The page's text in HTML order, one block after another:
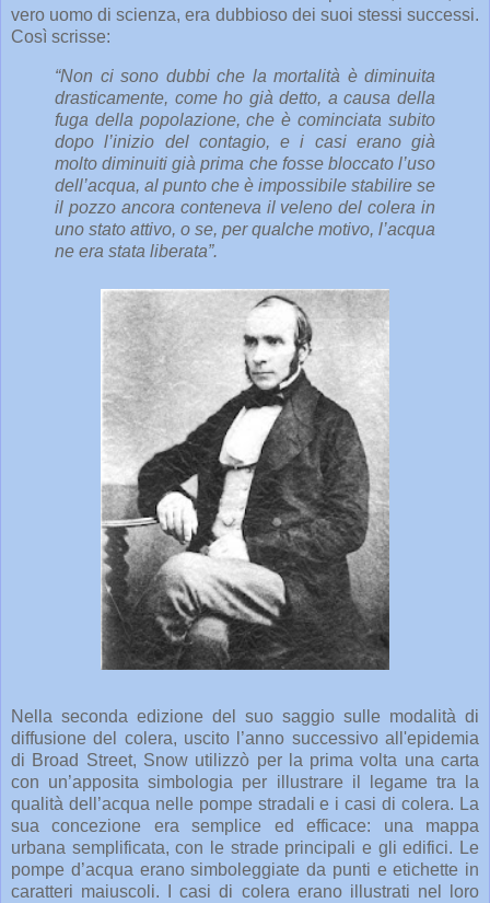
vero uomo di scienza, era dubbioso dei suoi stessi successi.
Così scrisse:
“Non ci sono dubbi che la mortalità è diminuita
drasticamente, come ho già detto, a causa della
fuga della popolazione, che è cominciata subito
dopo l’inizio del contagio, e i casi erano già
molto diminuiti già prima che fosse bloccato l’uso
dell’acqua, al punto che è impossibile stabilire se
il pozzo ancora conteneva il veleno del colera in
uno stato attivo, o se, per qualche motivo, l’acqua
ne era stata liberata”.
Nella seconda edizione del suo saggio sulle modalità di
diffusione del colera, uscito l’anno successivo all'epidemia
di Broad Street, Snow utilizzò per la prima volta una carta
con un’apposita simbologia per illustrare il legame tra la
qualità dell’acqua nelle pompe stradali e i casi di colera. La
sua concezione era semplice ed efficace: una mappa
urbana semplificata, con le strade principali e gli edifici. Le
pompe d’acqua erano simboleggiate da punti e etichette in
caratteri maiuscoli. I casi di colera erano illustrati nel loro